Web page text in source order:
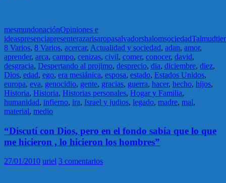
mesmundonaciónOpiniones e
ideaspresenciapresenterazarisaropasalvadorshalomsociedadTalmud
8 Varios, 8 Varios, acercar, Actualidad y sociedad, adan, amor,
aprender, arca, campo, cenizas, civil, comer, conocer, david,
desgracia, Despertando al projimo, desprecio, dia, diciembre, diez,
Dios, edad, ego, era mesiánica, esposa, estado, Estados Unidos,
europa, eva, genocidio, gente, gracias, guerra, hacer, hecho, hijos,
Historia, Historia, Historias personales, Hogar y Familia,
humanidad, infierno, ira, Israel y judios, legado, madre, mal,
material, medio
“Discutí con Dios, pero en el fondo sabía que lo que
me hicieron , lo hicieron los hombres”
27/01/2010 uriel 3 comentarios